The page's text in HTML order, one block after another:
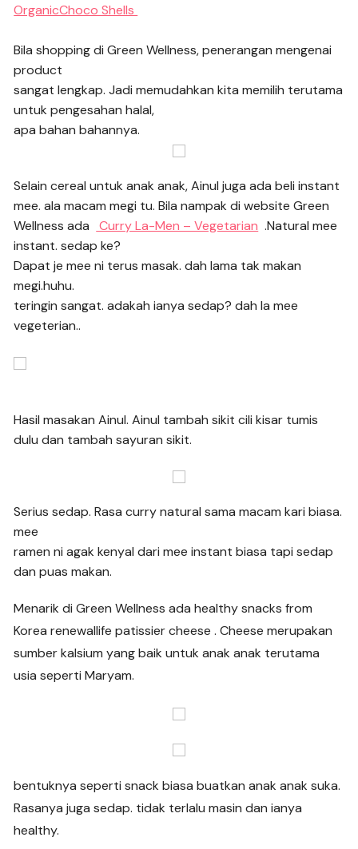
OrganicChoco Shells
Bila shopping di Green Wellness, penerangan mengenai
product
sangat lengkap. Jadi memudahkan kita memilih terutama
untuk pengesahan halal,
apa bahan bahannya.
Selain cereal untuk anak anak, Ainul juga ada beli instant
mee. ala macam megi tu. Bila nampak di website Green
Wellness ada
Curry La-Men – Vegetarian .Natural mee
instant. sedap ke?
Dapat je mee ni terus masak. dah lama tak makan
megi.huhu.
teringin sangat. adakah ianya sedap? dah la mee
vegeterian..
Hasil masakan Ainul. Ainul tambah sikit cili kisar tumis
dulu dan tambah sayuran sikit.
Serius sedap. Rasa curry natural sama macam kari biasa.
mee
ramen ni agak kenyal dari mee instant biasa tapi sedap
dan puas makan.
Menarik di Green Wellness ada healthy snacks from
Korea renewallife patissier cheese . Cheese merupakan
sumber kalsium yang baik untuk anak anak terutama
usia seperti Maryam.
bentuknya seperti snack biasa buatkan anak anak suka.
Rasanya juga sedap. tidak terlalu masin dan ianya
healthy.